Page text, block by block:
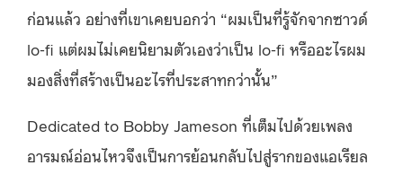
ก่อนแล้ว อย่างที่เขาเคยบอกว่า “ผมเป็นที่รู้จักจากซาวด์
lo-fi แต่ผมไม่เคยนิยามตัวเองว่าเป็น lo-fi หรืออะไรผม
มองสิ่งที่สร้างเป็นอะไรที่ประสาทกว่านั้น”
Dedicated to Bobby Jameson ที่เต็มไปด้วยเพลง
อารมณ์อ่อนไหวจึงเป็นการย้อนกลับไปสู่รากของแอเรียล